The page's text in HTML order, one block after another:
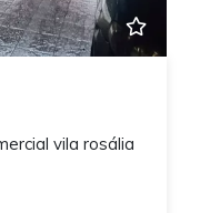
vila rosália